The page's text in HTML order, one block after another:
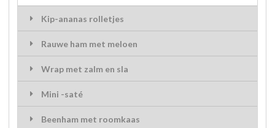
Kip-ananas rolletjes
Rauwe ham met meloen
Wrap met zalm en sla
Mini -saté
Beenham met roomkaas